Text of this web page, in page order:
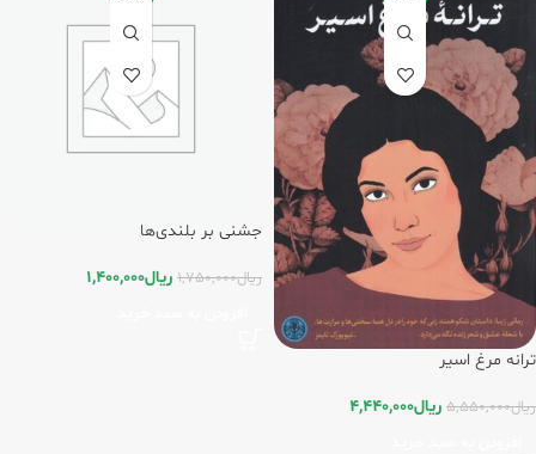
ترانه مرغ اسیر
ریال5,550,000 ریال4,440,000
جشنی بر بلندی‌ها
ریال1,750,000 ریال1,400,000